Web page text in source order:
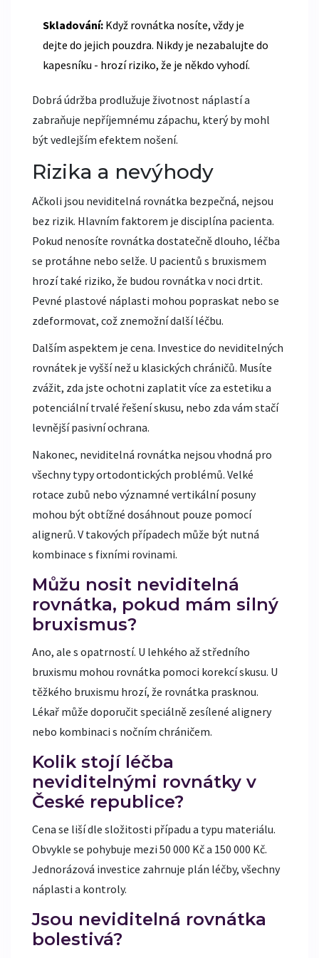
Skladování: Když rovnátka nosíte, vždy je
dejte do jejich pouzdra. Nikdy je nezabalujte do
kapesníku - hrozí riziko, že je někdo vyhodí.
Dobrá údržba prodlužuje životnost náplastí a
zabraňuje nepříjemnému zápachu, který by mohl
být vedlejším efektem nošení.
Rizika a nevýhody
Ačkoli jsou neviditelná rovnátka bezpečná, nejsou
bez rizik. Hlavním faktorem je disciplína pacienta.
Pokud nenosíte rovnátka dostatečně dlouho, léčba
se protáhne nebo selže. U pacientů s bruxismem
hrozí také riziko, že budou rovnátka v noci drtit.
Pevné plastové náplasti mohou popraskat nebo se
zdeformovat, což znemožní další léčbu.
Dalším aspektem je cena. Investice do neviditelných
rovnátek je vyšší než u klasických chráničů. Musíte
zvážit, zda jste ochotni zaplatit více za estetiku a
potenciální trvalé řešení skusu, nebo zda vám stačí
levnější pasivní ochrana.
Nakonec, neviditelná rovnátka nejsou vhodná pro
všechny typy ortodontických problémů. Velké
rotace zubů nebo významné vertikální posuny
mohou být obtížné dosáhnout pouze pomocí
alignerů. V takových případech může být nutná
kombinace s fixními rovinami.
Můžu nosit neviditelná
rovnátka, pokud mám silný
bruxismus?
Ano, ale s opatrností. U lehkého až středního
bruxismu mohou rovnátka pomoci korekcí skusu. U
těžkého bruxismu hrozí, že rovnátka prasknou.
Lékař může doporučit speciálně zesílené alignery
nebo kombinaci s nočním chráničem.
Kolik stojí léčba
neviditelnými rovnátky v
České republice?
Cena se liší dle složitosti případu a typu materiálu.
Obvykle se pohybuje mezi 50 000 Kč a 150 000 Kč.
Jednorázová investice zahrnuje plán léčby, všechny
náplasti a kontroly.
Jsou neviditelná rovnátka
bolestivá?